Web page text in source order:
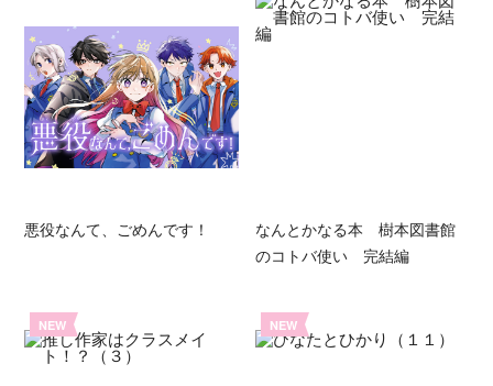
悪役なんて、ごめんです！
なんとかなる本 樹本図書館
のコトバ使い 完結編
NEW NEW